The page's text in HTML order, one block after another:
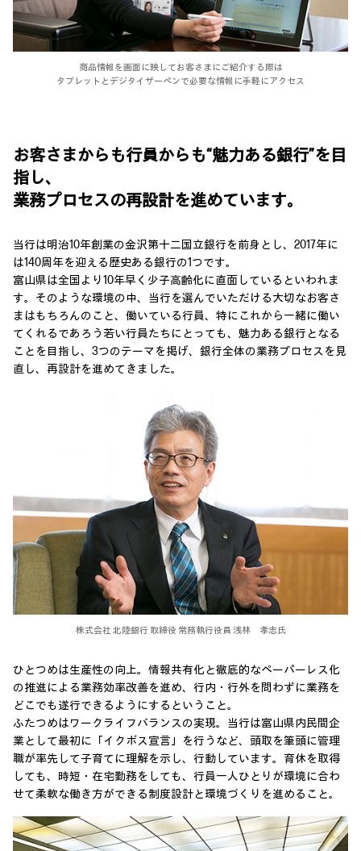
商品情報を画面に映してお客さまにご紹介する際は
タブレットとデジタイザーペンで必要な情報に手軽にアクセス
お客さまからも行員からも“魅力ある銀行”を目
指し、
業務プロセスの再設計を進めています。
当行は明治10年創業の金沢第十二国立銀行を前身とし、2017年に
は140周年を迎える歴史ある銀行の1つです。
富山県は全国より10年早く少子高齢化に直面しているといわれま
す。そのような環境の中、当行を選んでいただける大切なお客さ
まはもちろんのこと、働いている行員、特にこれから一緒に働い
てくれるであろう若い行員たちにとっても、魅力ある銀行となる
ことを目指し、3つのテーマを掲げ、銀行全体の業務プロセスを見
直し、再設計を進めてきました。
株式会社 北陸銀行 取締役 常務執行役員 浅林 孝志氏
ひとつめは生産性の向上。情報共有化と徹底的なペーパーレス化
の推進による業務効率改善を進め、行内・行外を問わずに業務を
どこでも遂行できるようにするということ。
ふたつめはワークライフバランスの実現。当行は富山県内民間企
業として最初に「イクボス宣言」を行うなど、頭取を筆頭に管理
職が率先して子育てに理解を示し、行動しています。育休を取得
しても、時短・在宅勤務をしても、行員一人ひとりが環境に合わ
せて柔軟な働き方ができる制度設計と環境づくりを進めること。